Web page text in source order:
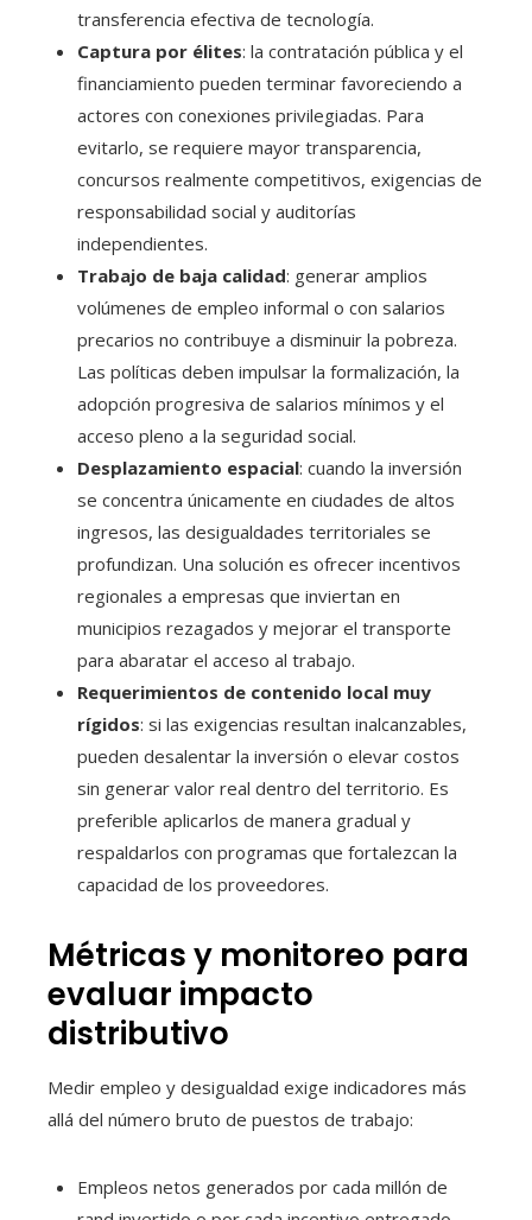
transferencia efectiva de tecnología.
Captura por élites: la contratación pública y el
financiamiento pueden terminar favoreciendo a
actores con conexiones privilegiadas. Para
evitarlo, se requiere mayor transparencia,
concursos realmente competitivos, exigencias de
responsabilidad social y auditorías
independientes.
Trabajo de baja calidad: generar amplios
volúmenes de empleo informal o con salarios
precarios no contribuye a disminuir la pobreza.
Las políticas deben impulsar la formalización, la
adopción progresiva de salarios mínimos y el
acceso pleno a la seguridad social.
Desplazamiento espacial: cuando la inversión
se concentra únicamente en ciudades de altos
ingresos, las desigualdades territoriales se
profundizan. Una solución es ofrecer incentivos
regionales a empresas que inviertan en
municipios rezagados y mejorar el transporte
para abaratar el acceso al trabajo.
Requerimientos de contenido local muy
rígidos: si las exigencias resultan inalcanzables,
pueden desalentar la inversión o elevar costos
sin generar valor real dentro del territorio. Es
preferible aplicarlos de manera gradual y
respaldarlos con programas que fortalezcan la
capacidad de los proveedores.
Métricas y monitoreo para
evaluar impacto
distributivo
Medir empleo y desigualdad exige indicadores más
allá del número bruto de puestos de trabajo:
Empleos netos generados por cada millón de